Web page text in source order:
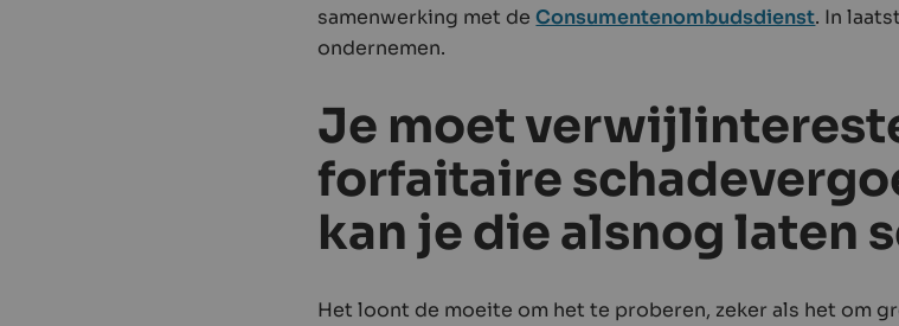
samenwerking met deConsumentenombudsdienst. In
ondernemen.
Je moet
forfaitaire
kan je die alsnog laten
Het loont de moeite om het te proberen, zeker als het om